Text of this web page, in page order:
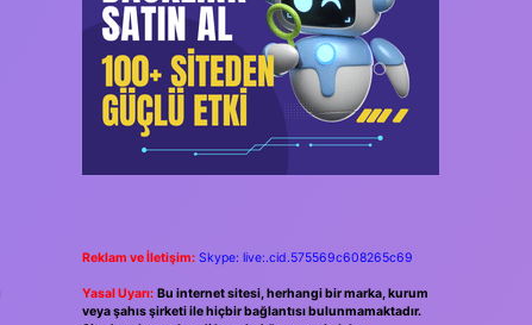
Reklam ve İletişim: Skype: live:.cid.575569c608265c69
Yasal Uyarı: Bu internet sitesi, herhangi bir marka, kurum
veya şahıs şirketi ile hiçbir bağlantısı bulunmamaktadır.